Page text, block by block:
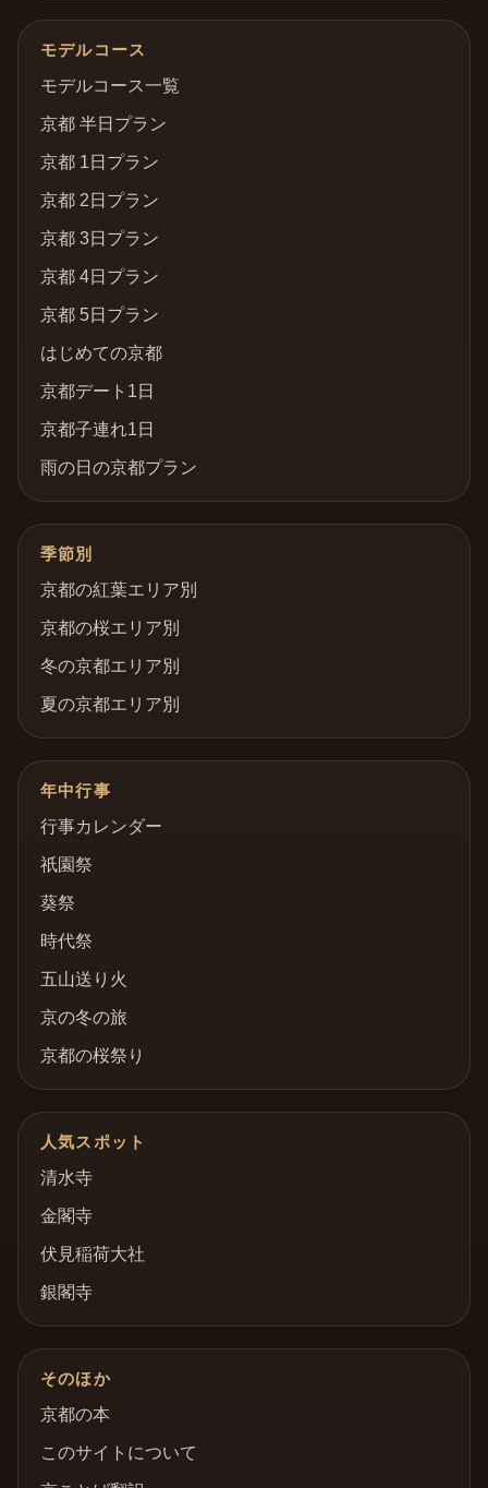
モデルコース
モデルコース一覧
京都 半日プラン
京都 1日プラン
京都 2日プラン
京都 3日プラン
京都 4日プラン
京都 5日プラン
はじめての京都
京都デート1日
京都子連れ1日
雨の日の京都プラン
季節別
京都の紅葉エリア別
京都の桜エリア別
冬の京都エリア別
夏の京都エリア別
年中行事
行事カレンダー
祇園祭
葵祭
時代祭
五山送り火
京の冬の旅
京都の桜祭り
人気スポット
清水寺
金閣寺
伏見稲荷大社
銀閣寺
そのほか
京都の本
このサイトについて